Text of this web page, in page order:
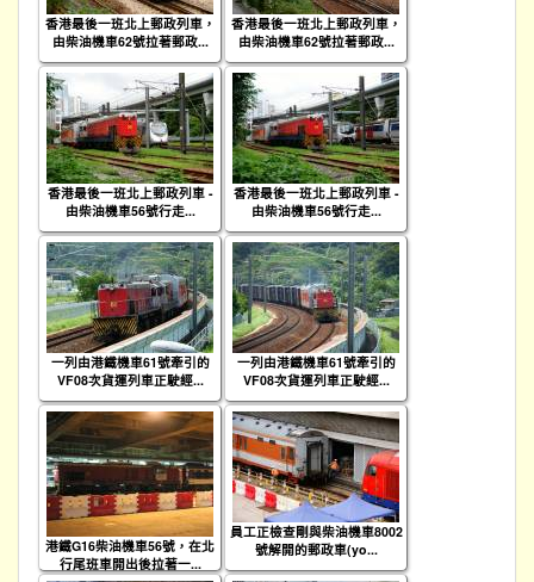
香港最後一班北上郵政列車，
由柴油機車62號拉著郵政...
香港最後一班北上郵政列車，
由柴油機車62號拉著郵政...
香港最後一班北上郵政列車 -
由柴油機車56號行走...
香港最後一班北上郵政列車 -
由柴油機車56號行走...
一列由港鐵機車61號牽引的
VF08次貨運列車正駛經...
一列由港鐵機車61號牽引的
VF08次貨運列車正駛經...
港鐵G16柴油機車56號，在北
行尾班車開出後拉著一...
員工正檢查剛與柴油機車8002
號解開的郵政車(yo...